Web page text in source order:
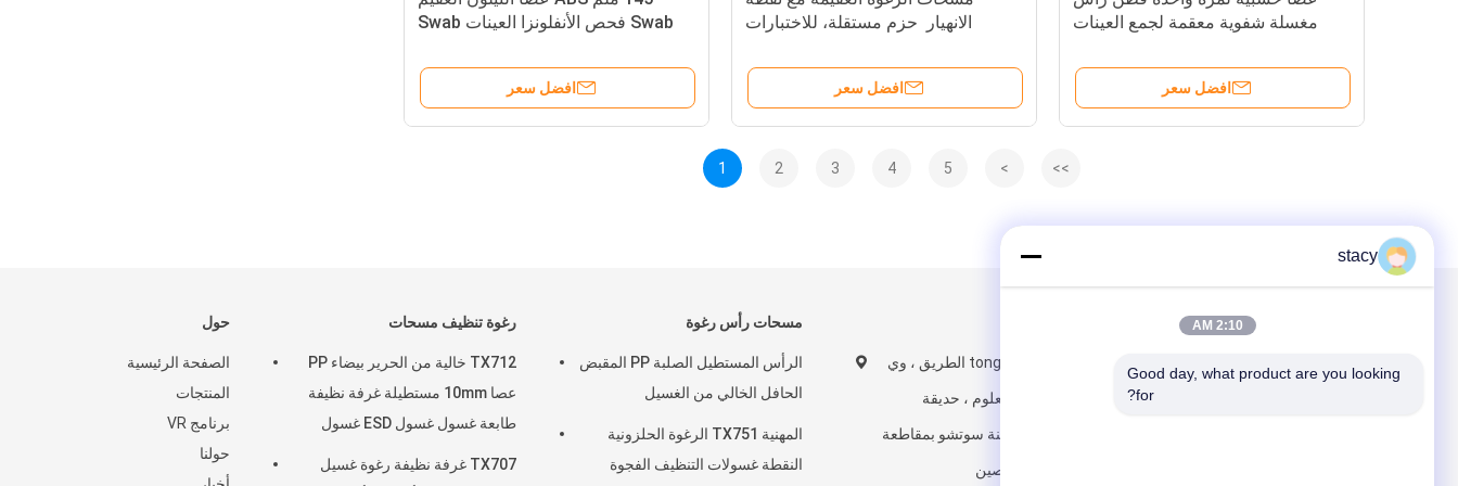
Swab فحص الأنفلونزا العينات Swab
كسر
افضل سعر
الانهيار ‬ حزم مستقلة، للاختبارات
افضل سعر
مغسلة شفوية معقمة لجمع العينات
افضل سعر
1 2 3 4 5 > >>
حول
الصفحة الرئيسية
المنتجات
برنامج VR
حولنا
رغوة تنظيف مسحات
TX712 خالية من الحرير بيضاء PP
عصا 10mm مستطيلة غرفة نظيفة
طابعة غسول غسول ESD غسول
TX707 غرفة نظيفة رغوة غسيل
مسحات رأس رغوة
الرأس المستطيل الصلبة PP المقبض
الحافل الخالي من الغسيل
المهنية TX751 الرغوة الحلزونية
النقطة غسولات التنظيف الفجوة
رقم 50 ، tonghe الطريق ، وي
تينغ حديقة العلوم ، حديقة
صناعية ، مدينة سوتشو بمقاطعة
جيانغسو ، الصين
stacy
2:10 AM
Good day, what product are you looking
for?